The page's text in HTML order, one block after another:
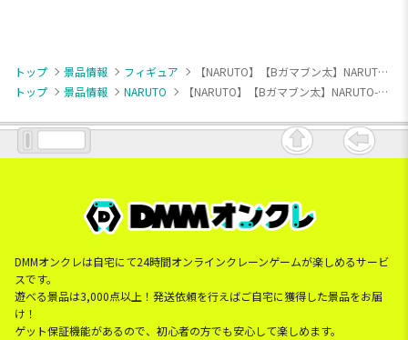
トップ 景品情報 フィギュア
【NARUTO】【Bガマブン太】NARUTO-ナルト- 疾風伝 ソフビフィギュア-守鶴 ＆ ガマブン太-
トップ
景品情報 NARUTO 【NARUTO】【Bガマブン太】NARUTO-ナルト- 疾風伝 ソフビフィギュア-守鶴 ＆ ガマブン太-
DMMオンクレは自宅にて24時間オンラインクレーンゲームが楽しめるサービ
スです。
遊べる景品は3,000点以上！発送依頼を行えばご自宅に獲得した景品をお届
け！
ゲット保証機能があるので、初心者の方でも安心して楽しめます。